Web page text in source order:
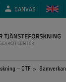
CANVAS
– CTF > Samverkan